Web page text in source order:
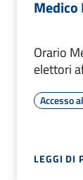
Medico
Orario
elettori
Accesso
LEGGI DI